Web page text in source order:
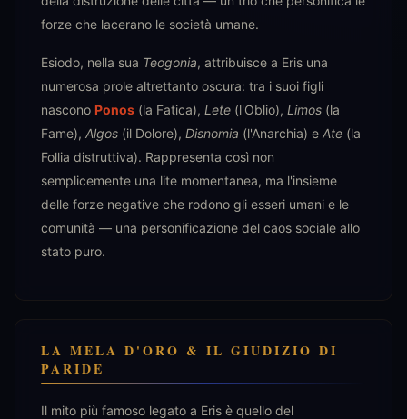
forze che lacerano le società umane.
Esiodo, nella sua Teogonia, attribuisce a Eris una
numerosa prole altrettanto oscura: tra i suoi figli
nascono Ponos (la Fatica), Lete (l'Oblio), Limos (la
Fame), Algos (il Dolore), Disnomia (l'Anarchia) e Ate (la
Follia distruttiva). Rappresenta così non
semplicemente una lite momentanea, ma l'insieme
delle forze negative che rodono gli esseri umani e le
comunità — una personificazione del caos sociale allo
stato puro.
LA MELA D'ORO & IL GIUDIZIO DI
PARIDE
Il mito più famoso legato a Eris è quello del